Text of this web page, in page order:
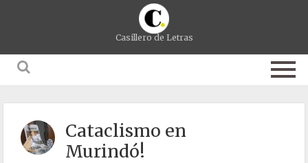
Casillero de Letras
Cataclismo en
Murindó!